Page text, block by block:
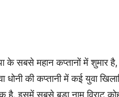
के सबसे महान कप्तानों में शुमार
की कप्तानी में कई युवा